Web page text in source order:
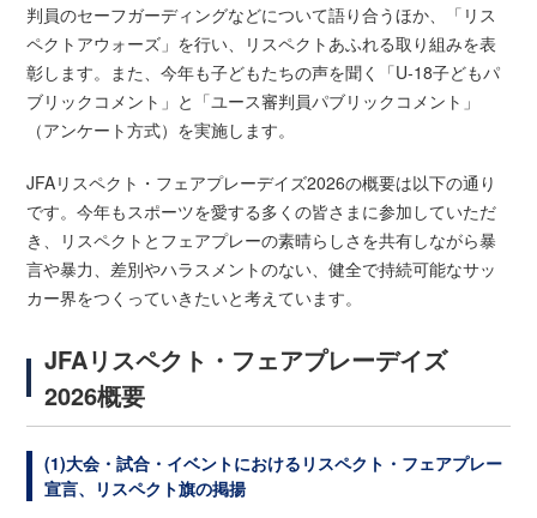
判員のセーフガーディングなどについて語り合うほか、「リス
ペクトアウォーズ」を行い、リスペクトあふれる取り組みを表
彰します。また、今年も子どもたちの声を聞く「U-18子どもパ
ブリックコメント」と「ユース審判員パブリックコメント」
（アンケート方式）を実施します。
JFAリスペクト・フェアプレーデイズ2026の概要は以下の通り
です。今年もスポーツを愛する多くの皆さまに参加していただ
き、リスペクトとフェアプレーの素晴らしさを共有しながら暴
言や暴力、差別やハラスメントのない、健全で持続可能なサッ
カー界をつくっていきたいと考えています。
JFAリスペクト・フェアプレーデイズ
2026概要
(1)大会・試合・イベントにおけるリスペクト・フェアプレー
宣言、リスペクト旗の掲揚